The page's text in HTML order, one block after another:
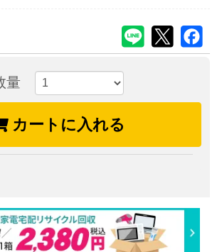
量
カートに入れる